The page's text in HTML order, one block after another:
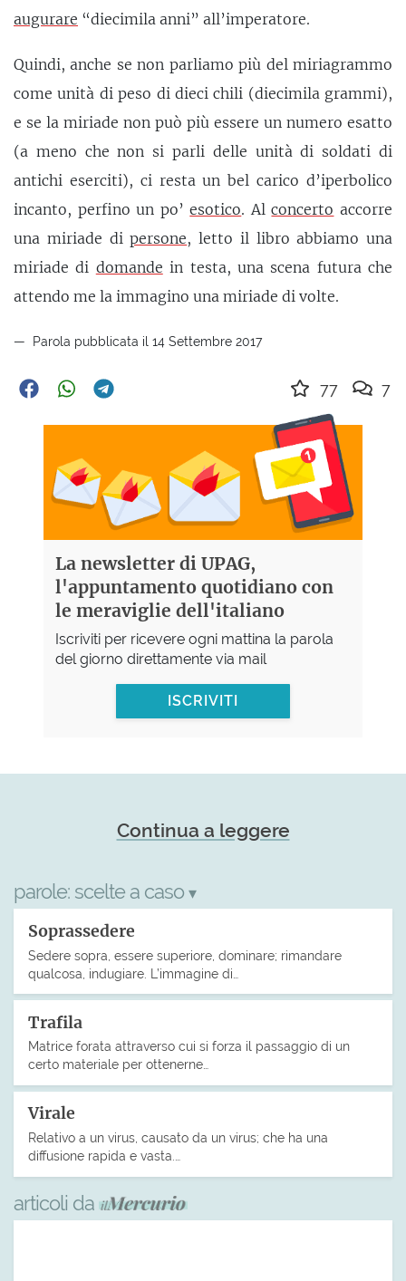
augurare “diecimila anni” all’imperatore.
Quindi, anche se non parliamo più del miriagrammo
come unità di peso di dieci chili (diecimila grammi),
e se la miriade non può più essere un numero esatto
(a meno che non si parli delle unità di soldati di
antichi eserciti), ci resta un bel carico d’iperbolico
incanto, perfino un po’esotico. Alconcerto accorre
una miriade dipersone, letto il libro abbiamo una
miriade di domande in testa, una scena futura che
attendo me la immagino una miriade di volte.
Parola pubblicata il 14 Settembre 2017
77 7
La newsletter di UPAG,
l'appuntamento quotidiano con
le meraviglie dell'italiano
Iscriviti per ricevere ogni mattina la parola
del giorno direttamente via mail
ISCRIVITI
Continua a leggere
parole: scelte a caso ▾
Soprassedere
Sedere sopra, essere superiore, dominare; rimandare
qualcosa, indugiare. L’immagine di…
Trafila
Matrice forata attraverso cui si forza il passaggio di un
certo materiale per ottenerne…
Virale
Relativo a un virus, causato da un virus; che ha una
diffusione rapida e vasta.…
articoli da